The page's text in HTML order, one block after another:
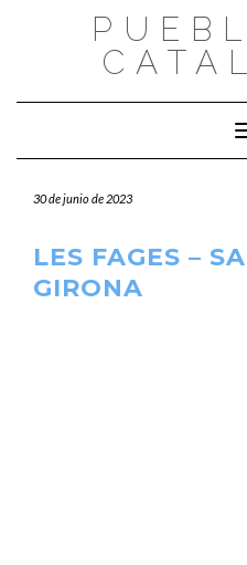
30 de junio de 2023
LES FAGES –
GIRONA